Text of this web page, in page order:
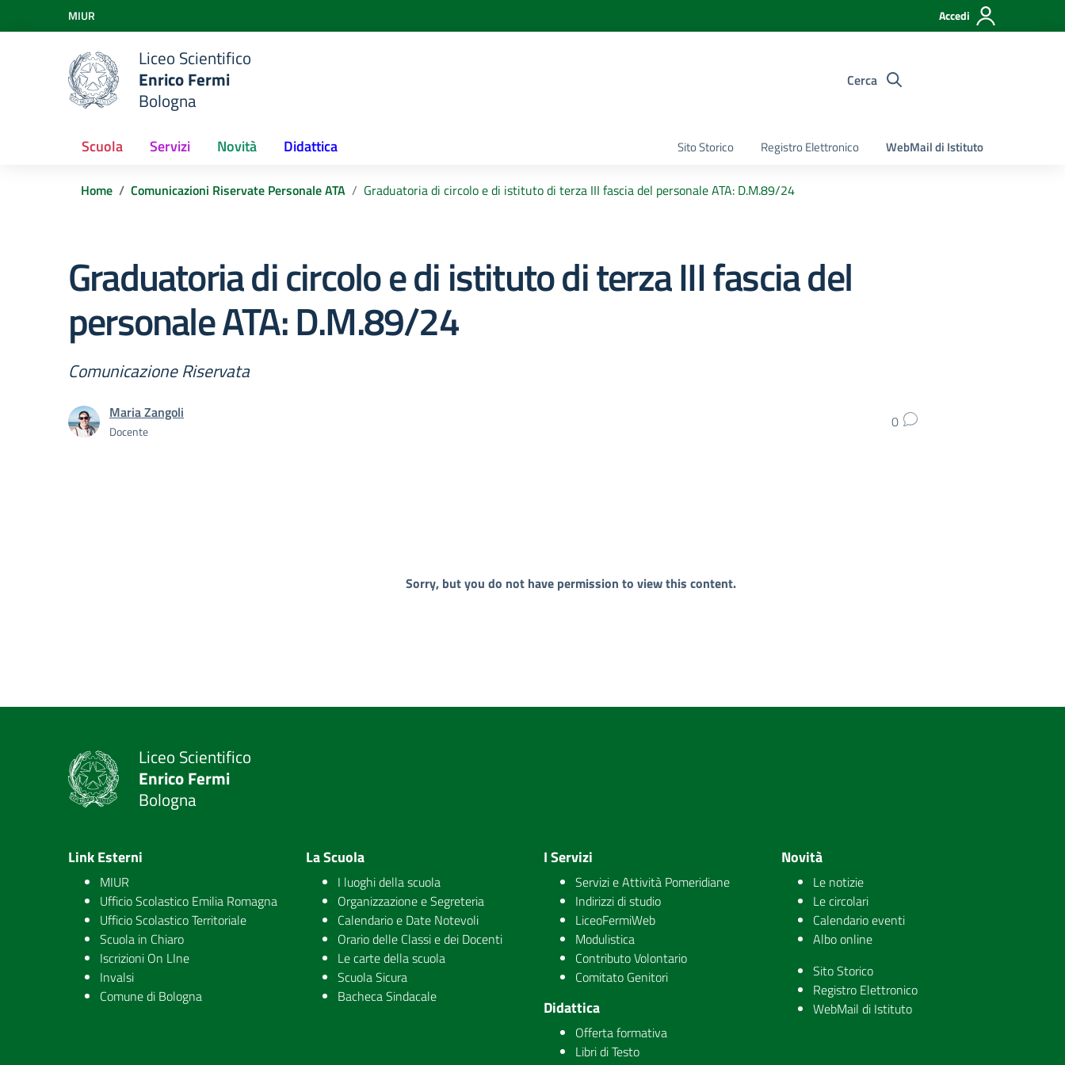
Vai ai contenuti
Vai al menu di navigazione
Vai al footer
MIUR Accedi
Liceo Scientifico
Enrico Fermi
Bologna
Cerca
Sito Storico Registro Elettronico WebMail di Istituto
Scuola Servizi Novità Didattica
Home Comunicazioni Riservate Personale ATA Graduatoria di circolo e di istituto di terza III fascia del personale ATA: D.M.89/24
Graduatoria di circolo e di istituto di terza III fascia del
personale ATA: D.M.89/24
Comunicazione Riservata
Maria Zangoli
Docente 0
Sorry, but you do not have permission to view this content.
Liceo Scientifico
Enrico Fermi
Bologna
Link Esterni
MIUR
Ufficio Scolastico Emilia Romagna
Ufficio Scolastico Territoriale
Scuola in Chiaro
Iscrizioni On LIne
Invalsi
Comune di Bologna
La Scuola
I luoghi della scuola
Organizzazione e Segreteria
Calendario e Date Notevoli
Orario delle Classi e dei Docenti
Le carte della scuola
Scuola Sicura
Bacheca Sindacale
I Servizi
Servizi e Attività Pomeridiane
Indirizzi di studio
LiceoFermiWeb
Modulistica
Contributo Volontario
Comitato Genitori
Didattica
Offerta formativa
Libri di Testo
Novità
Le notizie
Le circolari
Calendario eventi
Albo online
Sito Storico
Registro Elettronico
WebMail di Istituto